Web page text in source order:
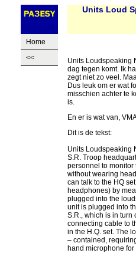
Units Loud
Home
<<
Units Loudspeaking
dag tegen komt. Ik
zegt niet zo veel.
Dus leuk om er wat
misschien achter te
is.
En er is wat van,
Dit is de tekst:
Units Loudspeaking
S.R. Troop
personnel to monitor
without wearing
can talk to the HQ
headphones) by
plugged into the
unit is plugged into
S.R., which is in turn
connecting cable to
in the H.Q. set. The
– contained,
hand microphone